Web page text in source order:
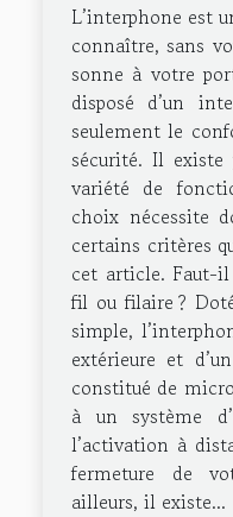
L’interphone est
connaître, sans
sonne à votre
disposé d’un
seulement le
sécurité. Il existe
variété de
choix nécessite
certains critères
cet article. Faut-
fil ou filaire ?
simple,
extérieure et
constitué de
à un système
l’activation à
fermeture de
ailleurs, il existe...